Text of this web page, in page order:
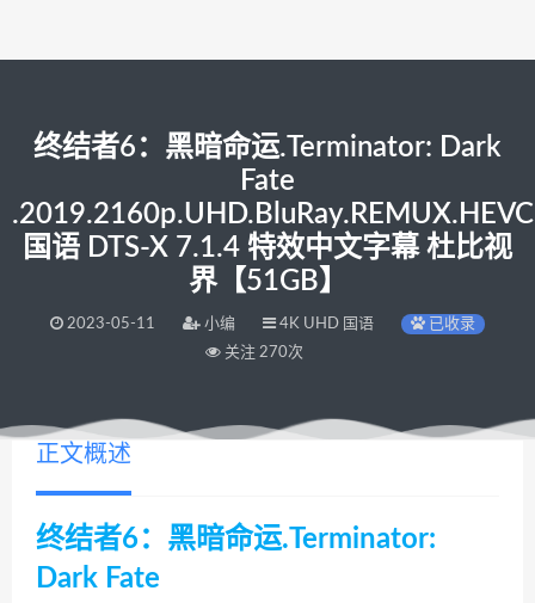
终结者6：黑暗命运.Terminator: Dark
Fate
国语 DTS-X 7.1.4 特效中文字幕 杜比视
界【51GB】
2023-05-11 小编 4K UHD 国语
已收录
关注 270次
正文概述
终结者6：黑暗命运.Terminator:
Dark Fate